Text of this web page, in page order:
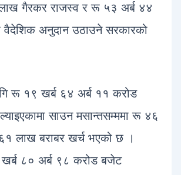
गैरकर राजस्व र रू ५३ अर्ब ४४
अनुदान उठाउने सरकारको
रू १९ खर्ब ६४ अर्ब ११ करोड
साउन मसान्तसम्ममा रू ४६
लाख बराबर खर्च भएको छ ।
८० अर्ब ९८ करोड बजेट